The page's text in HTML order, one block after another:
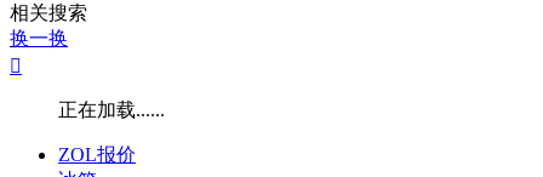
相关搜索
换一换

正在加载......
ZOL报价